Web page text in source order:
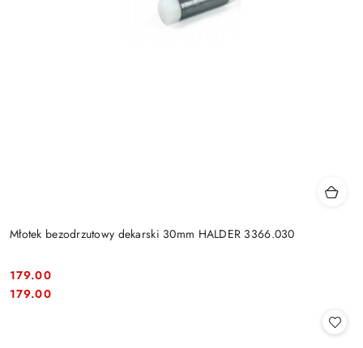
Młotek bezodrzutowy dekarski 30mm HALDER 3366.030
Cena:
179.00
Cena:
179.00